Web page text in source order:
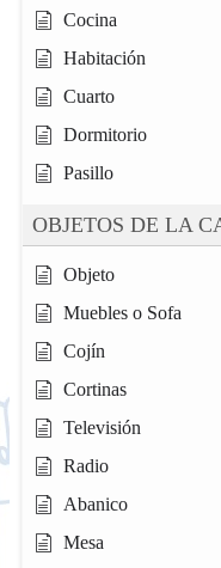
Cocina
Habitación
Cuarto
Dormitorio
Pasillo
OBJETOS DE LA
Objeto
Muebles o Sofa
Cojín
Cortinas
Televisión
Radio
Abanico
Mesa